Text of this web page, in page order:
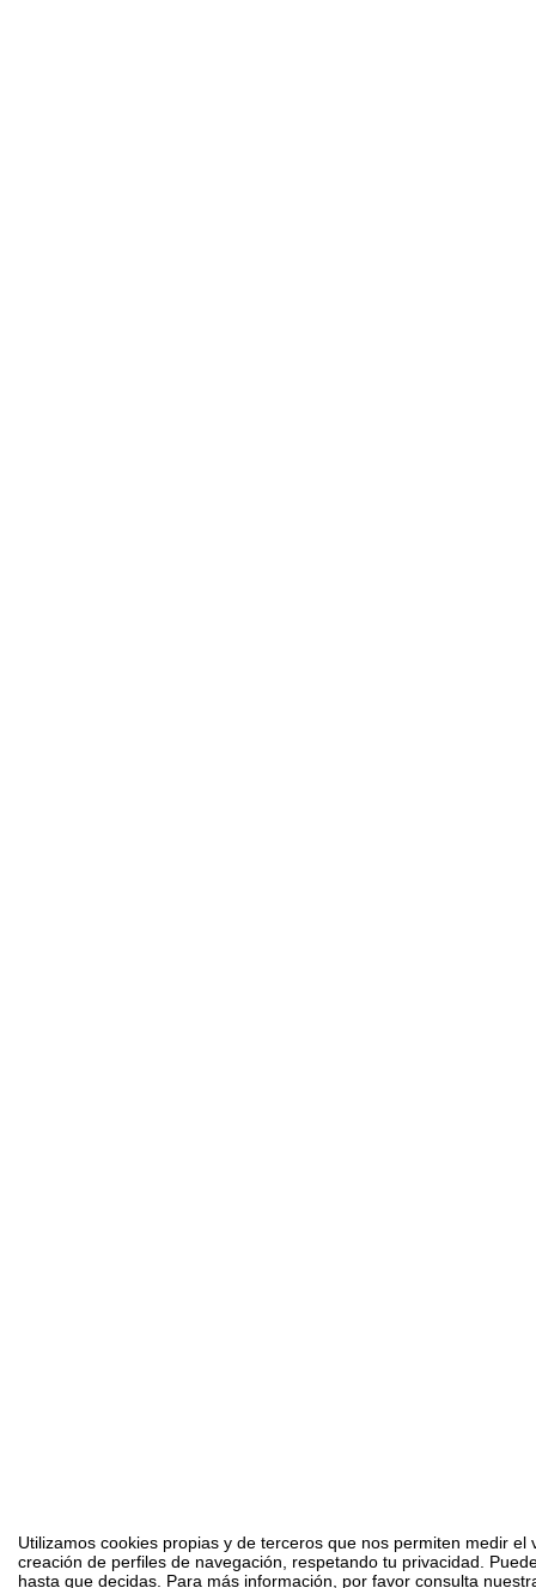
Utilizamos cookies propias y de terceros que nos permiten medir
creación de perfiles de navegación, respetando tu privacidad.
hasta que decidas. Para más información, por favor consulta